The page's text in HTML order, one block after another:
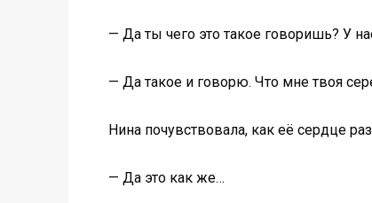
— Да ты чего это такое говоришь? У
— Да такое и говорю. Что мне твоя
Нина почувствовала, как её сердце
— Да это как же…